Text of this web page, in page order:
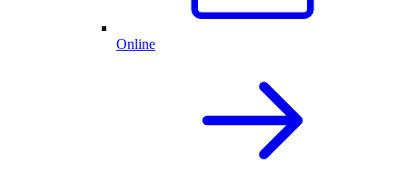
Online